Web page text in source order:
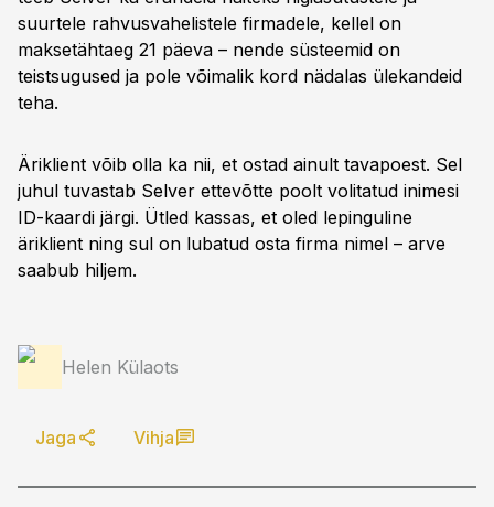
suurtele rahvusvahelistele firmadele, kellel on
maksetähtaeg 21 päeva – nende süsteemid on
teistsugused ja pole võimalik kord nädalas ülekandeid
teha.
Äriklient võib olla ka nii, et ostad ainult tavapoest. Sel
juhul tuvastab Selver ettevõtte poolt volitatud inimesi
ID-kaardi järgi. Ütled kassas, et oled lepinguline
äriklient ning sul on lubatud osta firma nimel – arve
saabub hiljem.
Helen Külaots
Jaga Vihja